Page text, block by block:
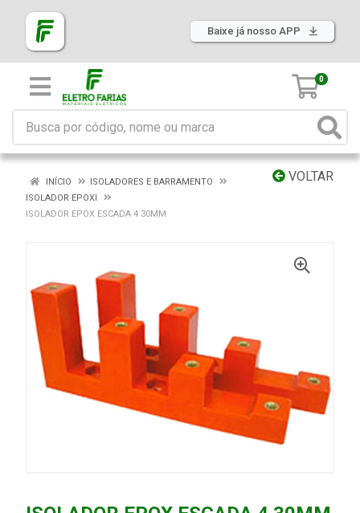
Baixe já nosso APP
0
VOLTAR
INÍCIO
ISOLADORES E BARRAMENTO
ISOLADOR EPOXI
ISOLADOR EPOX ESCADA 4 30MM